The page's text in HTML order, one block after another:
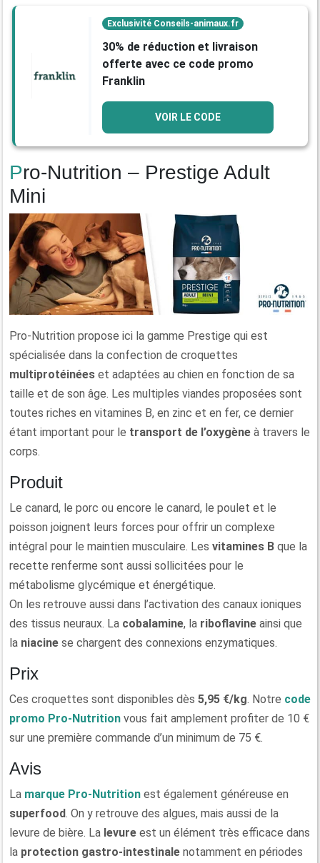
Exclusivité Conseils-animaux.fr
30% de réduction et livraison
offerte avec ce code promo
Franklin
VOIR LE CODE
Pro-Nutrition – Prestige Adult
Mini
Pro-Nutrition propose ici la gamme Prestige qui est
spécialisée dans la confection de croquettes
multiprotéinées et adaptées au chien en fonction de sa
taille et de son âge. Les multiples viandes proposées sont
toutes riches en vitamines B, en zinc et en fer, ce dernier
étant important pour le transport de l’oxygène à travers le
corps.
Produit
Le canard, le porc ou encore le canard, le poulet et le
poisson joignent leurs forces pour offrir un complexe
intégral pour le maintien musculaire. Les vitamines B que la
recette renferme sont aussi sollicitées pour le
métabolisme glycémique et énergétique.
On les retrouve aussi dans l’activation des canaux ioniques
des tissus neuraux. La cobalamine, la riboflavine ainsi que
la niacine se chargent des connexions enzymatiques.
Prix
Ces croquettes sont disponibles dès 5,95 €/kg. Notre code
promo Pro-Nutrition vous fait amplement profiter de 10 €
sur une première commande d’un minimum de 75 €.
Avis
La marque Pro-Nutrition est également généreuse en
superfood. On y retrouve des algues, mais aussi de la
levure de bière. La levure est un élément très efficace dans
la protection gastro-intestinale notamment en périodes